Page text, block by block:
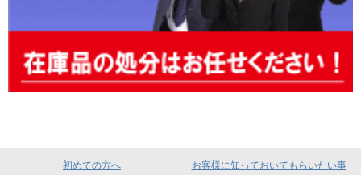
初めての方へ お客様に知っておいてもらいたい事